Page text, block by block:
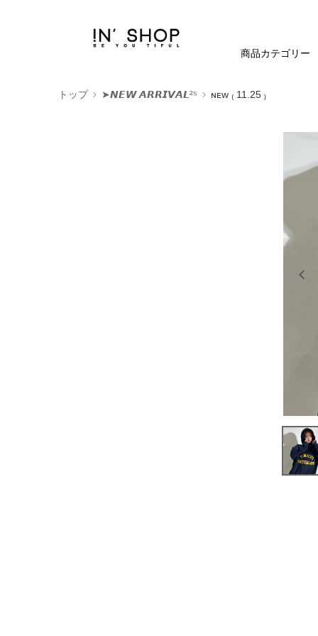
商品カテゴリー
トップ ➤𝙉𝙀𝙒 𝘼𝙍𝙍𝙄𝙑𝘼𝙇²⁵ ɴᴇᴡ ₍ 11.25 ₎